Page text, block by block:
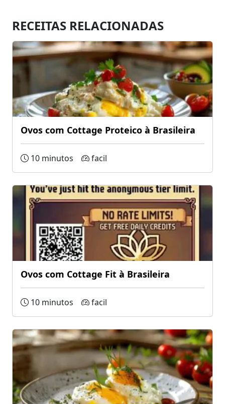
RECEITAS RELACIONADAS
Ovos com Cottage Proteico à Brasileira
10 minutos facil
Ovos com Cottage Fit à Brasileira
10 minutos facil